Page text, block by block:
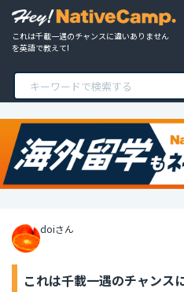
これは千載一遇のチャンスに違いありません
を英語で教えて!
doiさん
これは千載一遇のチャンス